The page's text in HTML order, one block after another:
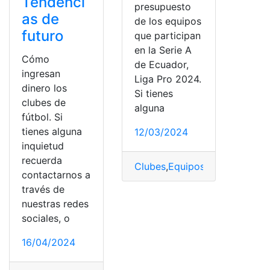
as de
futuro
Cómo
ingresan
dinero los
clubes de
fútbol. Si
tienes alguna
inquietud
recuerda
contactarnos a
través de
nuestras redes
sociales, o
16/04/2024
presupuesto
de los equipos
que participan
en la Serie A
de Ecuador,
Liga Pro 2024.
Si tienes
alguna
12/03/2024
Clubes,Equipos